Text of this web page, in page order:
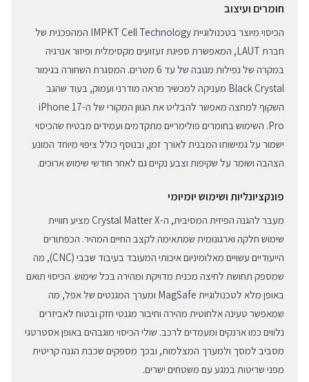
חומרים ועיצוב
הכיסוי מיוצר בטכנולוגיית IMPKT Cell Technology המהפכנית של
חברת LAUT, המאפשרת ספיגת זעזועים מקסימלית ופיזור אנרגיה
במקרה של נפילות מגובה של עד 6 מטרים. המסגרת השחורה בגימור
Black Crystal מעניקה למכשיר מראה מודרני ועמוק, בעוד שהגב
השקוף למחצה מאפשר להבליט את הגוון המקורי של ה-iPhone 17
Pro. השימוש בחומרים פולימריים מתקדמים ועמידים מבטיח שהכיסוי
ישמור על גמישותו המבנית לאורך זמן, ובנוסף כולל ציפוי מיוחד המונע
הצהבה ושומר על שקיפות וצבע נקיים גם לאחר חודשי שימוש ארוכים.
פונקציונליות ושימוש יומיומי
מעבר להגנה הפיזית המסיבית, ה-Crystal Matter X מציע חוויית
שימוש חלקה וארגונומית שמתאימה לקצב החיים המהיר. הכפתורים
הייעודיים עשויים מאלומיניום איכותי המעובד בעיבוד שבבי (CNC), מה
שמספק תחושת לחיצה מכנית מדויקת ומהירה בכל שימוש. הכיסוי תואם
באופן מלא לטכנולוגיית MagSafe ומערך המגנטים של אפל, מה
שמאפשר טעינה אלחוטית מהירה וחיבור מגנטי חזק ובטוח לאביזרים
נלווים כמו ארנקים ומעמדים לרכב. שולי הכיסוי מוגבהים באופן אסטרטגי
מסביב למסך ולמערך המצלמות, ובכך מספקים שכבת הגנה קריטית
מפני שריטות במגע עם משטחים ישרים.